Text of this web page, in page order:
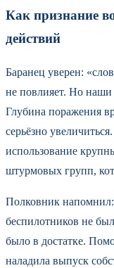
Как признание
действий
Баранец уверен:
не повлияет. Но
Глубина поражения
серьёзно
использование
штурмовых групп,
Полковник напомнил:
беспилотников не
было в достатке.
наладила выпуск